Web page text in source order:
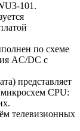
101.
по схеме
AC/DC c
представляет
CPU:
телевизионных